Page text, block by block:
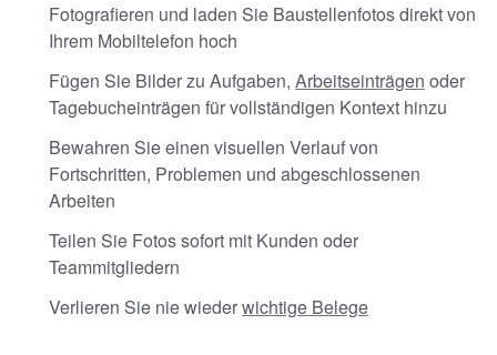
Fotografieren und laden Sie Baustellenfotos direkt von
Ihrem Mobiltelefon hoch
Fügen Sie Bilder zu Aufgaben, Arbeitseinträgen oder
Tagebucheinträgen für vollständigen Kontext hinzu
Bewahren Sie einen visuellen Verlauf von
Fortschritten, Problemen und abgeschlossenen
Arbeiten
Teilen Sie Fotos sofort mit Kunden oder
Teammitgliedern
Verlieren Sie nie wiederwichtige Belege